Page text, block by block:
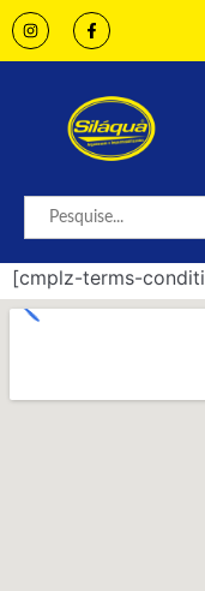
for:
[cmplz-terms-